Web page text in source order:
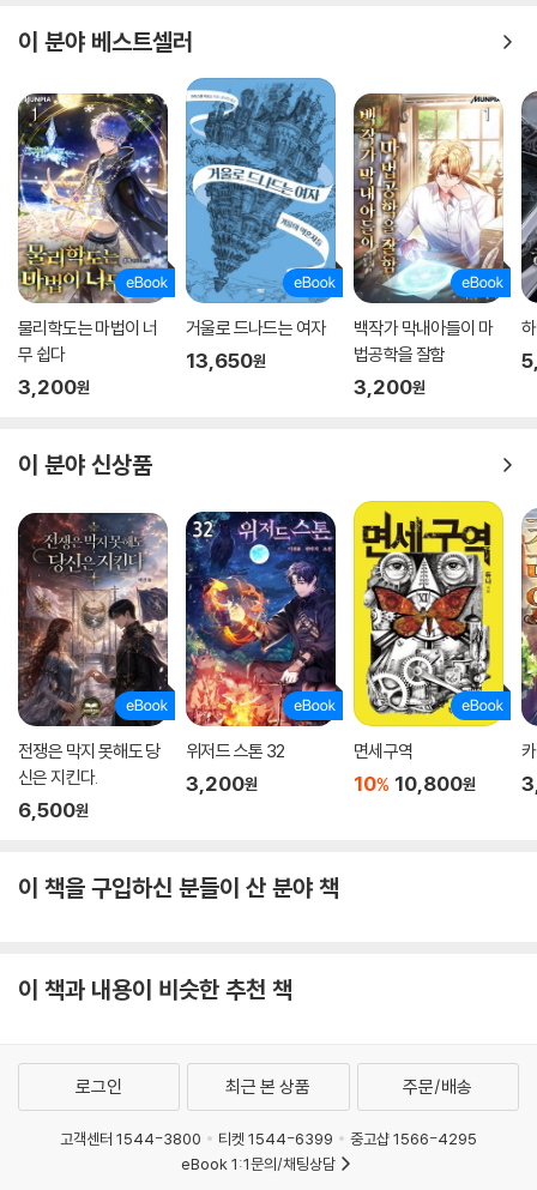
이 분야 베스트셀러
물리학도는 마법이 너
무 쉽다
3,200원
거울로 드나드는 여자
13,650원
백작가 막내아들이 마
법공학을 잘함
3,200원
이 분야 신상품
전쟁은 막지 못해도 당
신은 지킨다.
6,500원
위저드 스톤 32
3,200원
면세구역
10% 10,800원
이 책을 구입하신 분들이 산 분야 책
이 책과 내용이 비슷한 추천 책
로그인 최근 본 상품 주문/배송
고객센터 1544-3800 티켓 1544-6399
중고샵 1566-4295
eBook 1:1문의/채팅상담